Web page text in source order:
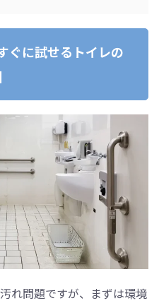
ぐに試せるトイレの
れ問題ですが、まずは環境